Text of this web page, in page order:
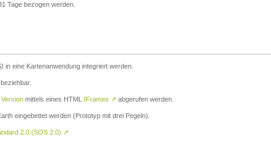
Tage bezogen werden.
in eine Kartenanwendung integriert werden.
beziehbar.
mittels eines HTML IFrames ↗ abgerufen werden.
eingebettet werden (Prototyp mit drei Pegeln).
2.0 (SOS 2.0) ↗